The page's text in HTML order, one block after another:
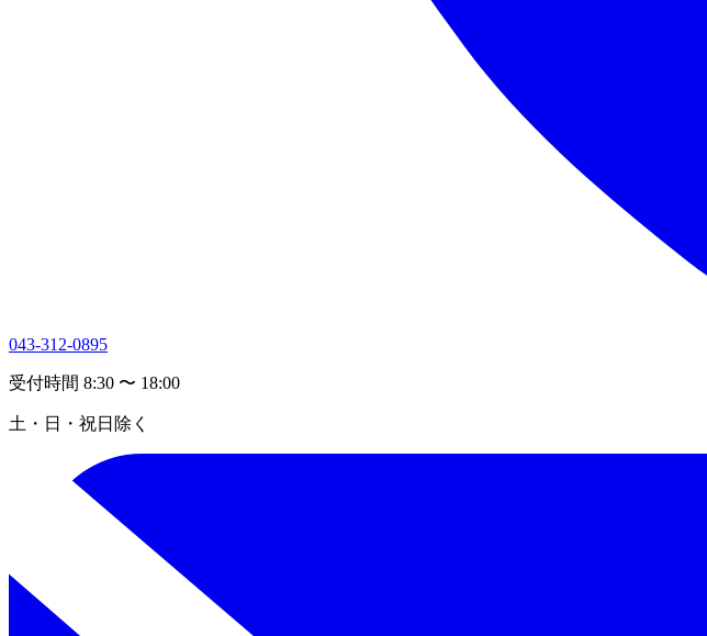
043-312-0895
受付時間 8:30 〜 18:00
土・日・祝日除く